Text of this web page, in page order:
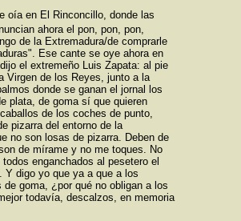
oía en El Rinconcillo, donde las
ahora el pon, pon, pon,
de la Extremadura/de comprarle
Ese cante se oye ahora en
el extremeño Luis Zapata: al pie
Virgen de los Reyes, junto a la
donde se ganan el jornal los
plata, de goma sí que quieren
de los coches de punto,
pizarra del entorno de la
no son losas de pizarra. Deben de
de mírame y no me toques. No
enganchados al pesetero el
Y digo yo que ya a que a los
goma, ¿por qué no obligan a los
todavía, descalzos, en memoria